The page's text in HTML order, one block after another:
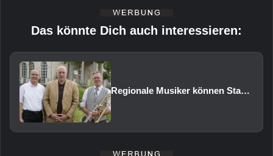
Das könnte Dich auch interessieren:
Regionale Musiker können Staatsbad Philharmonie im Februar 2027 vertreten